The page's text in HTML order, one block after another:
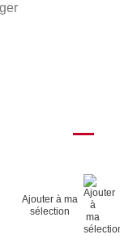
Ajouter à ma
sélection